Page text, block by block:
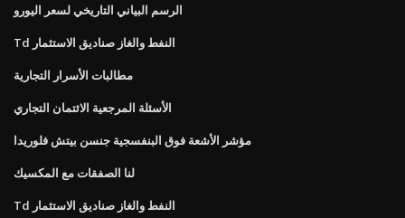
الرسم البياني التاريخي لسعر اليورو
Td النفط والغاز صناديق الاستثمار
مطالبات الأسرار التجارية
الأسئلة المرجعية الائتمان التجاري
مؤشر الأشعة فوق البنفسجية جنسن بيتش فلوريدا
لنا الصفقات مع المكسيك
Td النفط والغاز صناديق الاستثمار